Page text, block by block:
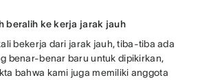
beralih ke kerja jarak jauh
bekerja dari jarak jauh, tiba-tiba ada
benar-benar baru untuk dipikirkan,
bahwa kami juga memiliki anggota